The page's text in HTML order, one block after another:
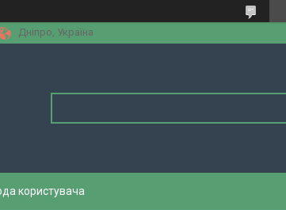
Дніпро, Україна
користувача